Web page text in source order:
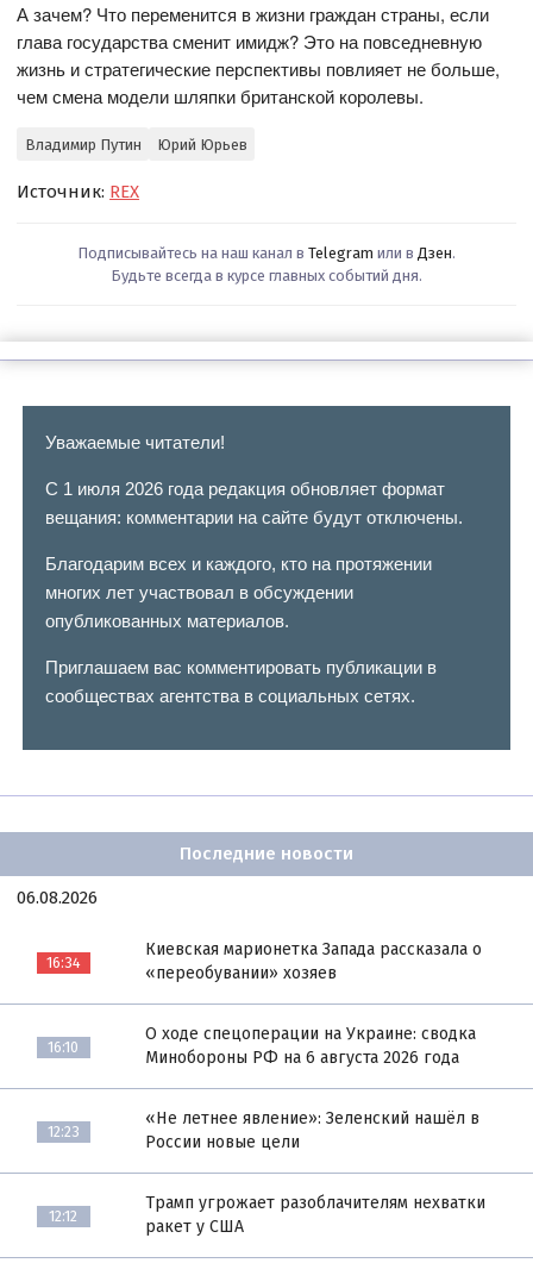
А зачем? Что переменится в жизни граждан страны, если
глава государства сменит имидж? Это на повседневную
жизнь и стратегические перспективы повлияет не больше,
чем смена модели шляпки британской королевы.
Владимир Путин Юрий Юрьев
Источник: REX
Подписывайтесь на наш канал в Telegram или в Дзен.
Будьте всегда в курсе главных событий дня.
Уважаемые читатели!
С 1 июля 2026 года редакция обновляет формат
вещания: комментарии на сайте будут отключены.
Благодарим всех и каждого, кто на протяжении
многих лет участвовал в обсуждении
опубликованных материалов.
Приглашаем вас комментировать публикации в
сообществах агентства в социальных сетях.
Последние новости
06.08.2026
16:34
Киевская марионетка Запада рассказала о
«переобувании» хозяев
16:10
О ходе спецоперации на Украине: сводка
Минобороны РФ на 6 августа 2026 года
12:23
«Не летнее явление»: Зеленский нашёл в
России новые цели
12:12
Трамп угрожает разоблачителям нехватки
ракет у США